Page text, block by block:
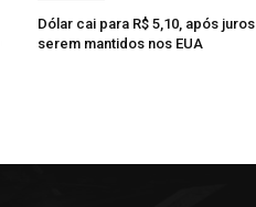
Dólar cai para R$ 5,10, após juros
serem mantidos nos EUA